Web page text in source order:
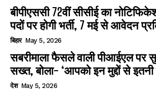
बीपीएससी 72वीं सीसीई का
पदों पर होगी भर्ती, 7 मई से आवेदन
बिहार May 5, 2026
सबरीमाला फैसले वाली पीआईएल पर
सख्त, बोला- ‘आपको इन मुद्दों से इतनी
देश May 5, 2026